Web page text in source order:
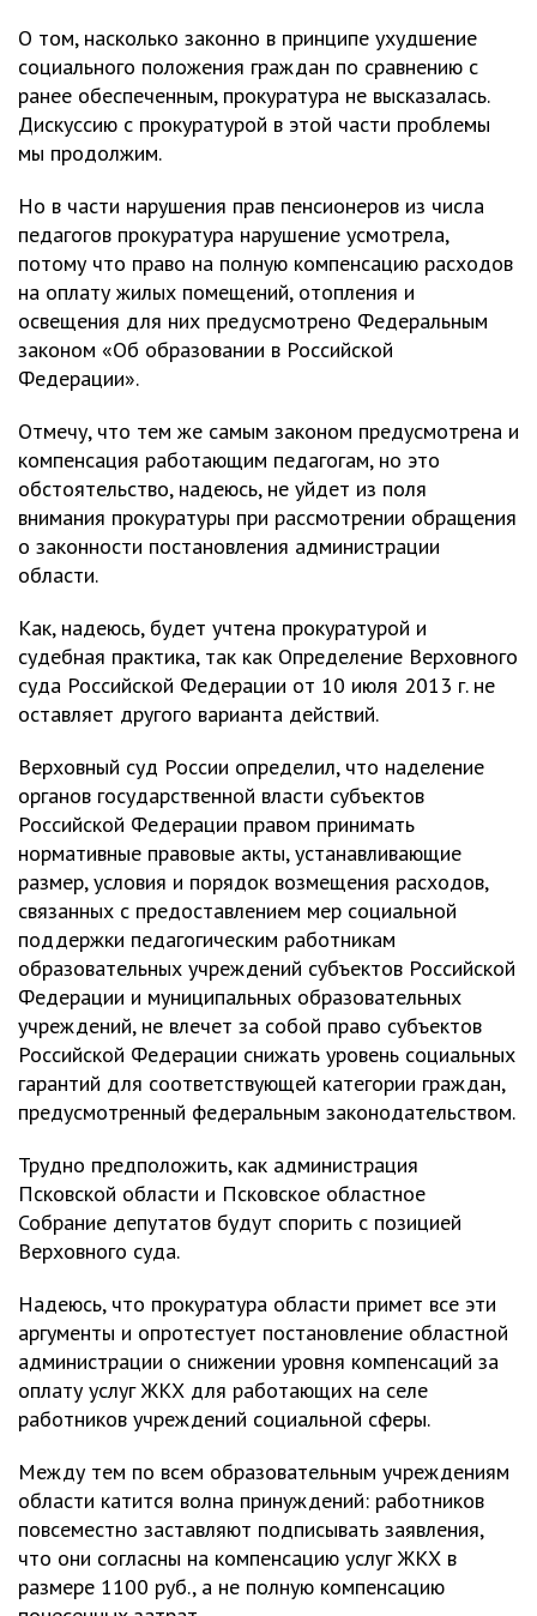
О том, насколько законно в принципе ухудшение
социального положения граждан по сравнению с
ранее обеспеченным, прокуратура не высказалась.
Дискуссию с прокуратурой в этой части проблемы
мы продолжим.
Но в части нарушения прав пенсионеров из числа
педагогов прокуратура нарушение усмотрела,
потому что право на полную компенсацию расходов
на оплату жилых помещений, отопления и
освещения для них предусмотрено Федеральным
законом «Об образовании в Российской
Федерации».
Отмечу, что тем же самым законом предусмотрена и
компенсация работающим педагогам, но это
обстоятельство, надеюсь, не уйдет из поля
внимания прокуратуры при рассмотрении обращения
о законности постановления администрации
области.
Как, надеюсь, будет учтена прокуратурой и
судебная практика, так как Определение Верховного
суда Российской Федерации от 10 июля 2013 г. не
оставляет другого варианта действий.
Верховный суд России определил, что наделение
органов государственной власти субъектов
Российской Федерации правом принимать
нормативные правовые акты, устанавливающие
размер, условия и порядок возмещения расходов,
связанных с предоставлением мер социальной
поддержки педагогическим работникам
образовательных учреждений субъектов Российской
Федерации и муниципальных образовательных
учреждений, не влечет за собой право субъектов
Российской Федерации снижать уровень социальных
гарантий для соответствующей категории граждан,
предусмотренный федеральным законодательством.
Трудно предположить, как администрация
Псковской области и Псковское областное
Собрание депутатов будут спорить с позицией
Верховного суда.
Надеюсь, что прокуратура области примет все эти
аргументы и опротестует постановление областной
администрации о снижении уровня компенсаций за
оплату услуг ЖКХ для работающих на селе
работников учреждений социальной сферы.
Между тем по всем образовательным учреждениям
области катится волна принуждений: работников
повсеместно заставляют подписывать заявления,
что они согласны на компенсацию услуг ЖКХ в
размере 1100 руб., а не полную компенсацию